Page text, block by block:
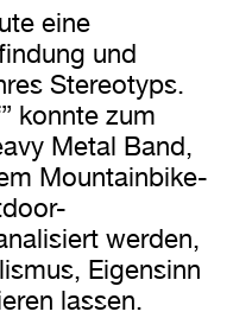
eine
und
Stereotyps.
konnte zum
Metal Band,
Mountainbike-
werden,
Eigensinn
lassen.